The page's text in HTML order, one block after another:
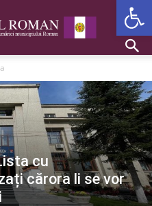
cu
cărora li se vor